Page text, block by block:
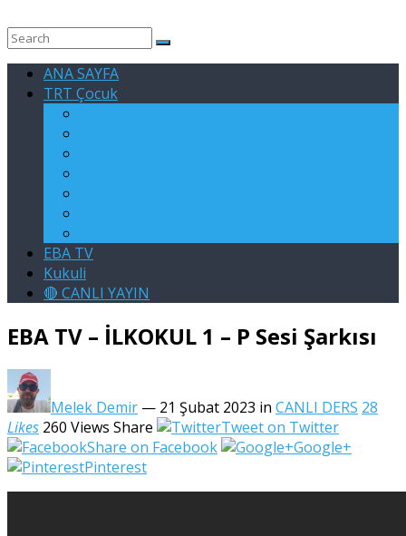
ANA SAYFA
TRT Çocuk
EBA TV
Kukuli
🔴 CANLI YAYIN
EBA TV – İLKOKUL 1 – P Sesi Şarkısı
Melek Demir — 21 Şubat 2023 in CANLI DERS 28
Likes 260 Views Share
Tweet on Twitter
Share on Facebook
Google+
Pinterest